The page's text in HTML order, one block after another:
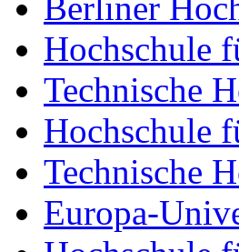
Hochschule
Technische
Hochschule
Technische
Europa-